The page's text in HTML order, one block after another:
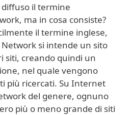
il termine
ma in cosa consiste?
il termine inglese,
si intende un sito
siti, creando quindi un
nel quale vengono
più ricercati. Su Internet
del genere, ognuno
più o meno grande di siti